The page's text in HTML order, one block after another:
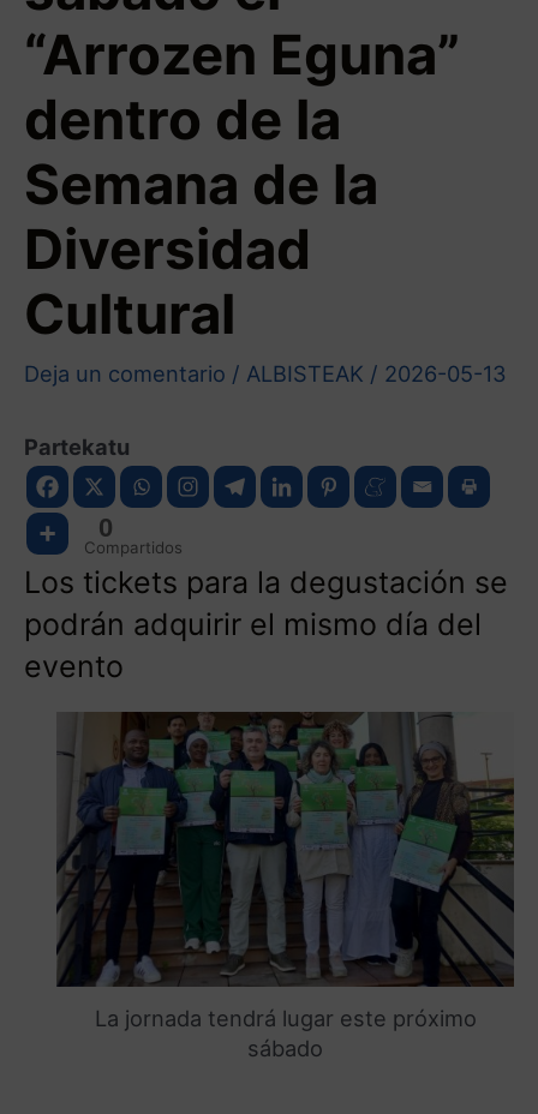
“Arrozen Eguna”
dentro de la
Semana de la
Diversidad
Cultural
Deja un comentario / ALBISTEAK / 2026-05-13
Partekatu
0
Compartidos
Los tickets para la degustación se
podrán adquirir el mismo día del
evento
La jornada tendrá lugar este próximo
sábado